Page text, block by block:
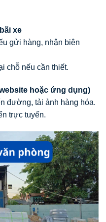
xe
gửi hàng, nhận biên
chỗ nếu cần thiết.
hoặc ứng dụng)
đường, tải ảnh hàng hóa.
trực tuyến.